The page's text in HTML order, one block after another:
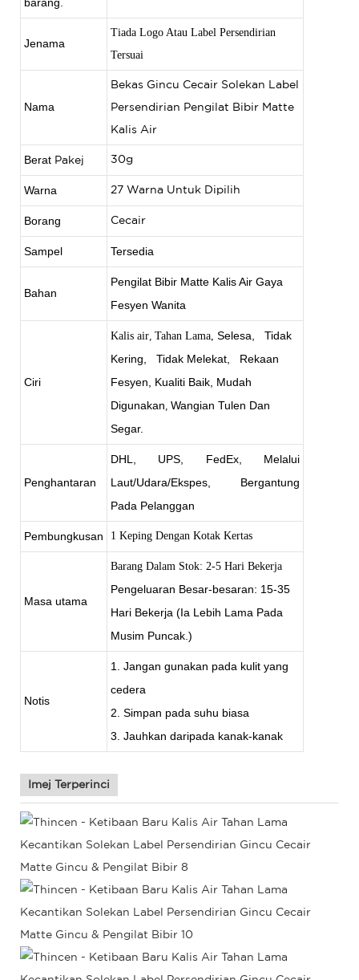
Jenama
Tiada Logo Atau Label Persendirian
Tersuai
Nama
Bekas Gincu Cecair Solekan Label
Persendirian Pengilat Bibir Matte
Kalis Air
Berat Pakej 30g
Warna 27 Warna Untuk Dipilih
Borang Cecair
Sampel Tersedia
Bahan
Pengilat Bibir Matte Kalis Air Gaya
Fesyen Wanita
Ciri
Kalis air Tahan Lama, Selesa,
Tidak
Kering,
Tidak Melekat,
Rekaan
Fesyen, Kualiti Baik, Mudah
Digunakan Wangian Tulen Dan
Segar.
Penghantaran
DHL, UPS, FedEx, Melalui
Laut/Udara/Ekspes, Bergantung
Pada Pelanggan
Pembungkusan 1 Keping Dengan Kotak Kertas
Masa utama
Barang Dalam Stok: 2-5 Hari Bekerja
Pengeluaran Besar-besaran: 15-35
Hari Bekerja (Ia Lebih Lama Pada
Musim Puncak.)
Notis
1. Jangan gunakan pada kulit yang
cedera
2. Simpan pada suhu biasa
3. Jauhkan daripada kanak-kanak
Imej Terperinci